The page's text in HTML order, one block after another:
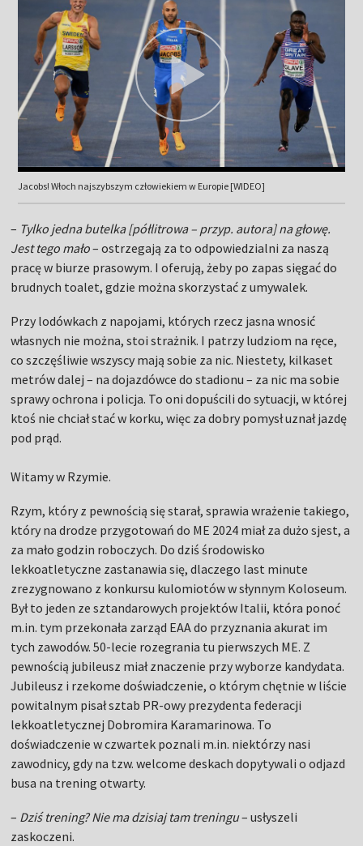
Jacobs! Włoch najszybszym człowiekiem w Europie [WIDEO]
– Tylko jedna butelka [półlitrowa – przyp. autora] na głowę.
Jest tego mało– ostrzegają za to odpowiedzialni za naszą
pracę w biurze prasowym. I oferują, żeby po zapas sięgać do
brudnych toalet, gdzie można skorzystać z umywalek.
Przy lodówkach z napojami, których rzecz jasna wnosić
własnych nie można, stoi strażnik. I patrzy ludziom na ręce,
co szczęśliwie wszyscy mają sobie za nic. Niestety, kilkaset
metrów dalej – na dojazdówce do stadionu – za nic ma sobie
sprawy ochrona i policja. To oni dopuścili do sytuacji, w której
ktoś nie chciał stać w korku, więc za dobry pomysł uznał jazdę
pod prąd.
Witamy w Rzymie.
Rzym, który z pewnością się starał, sprawia wrażenie takiego,
który na drodze przygotowań do ME 2024 miał za dużo sjest, a
za mało godzin roboczych. Do dziś środowisko
lekkoatletyczne zastanawia się, dlaczego last minute
zrezygnowano z konkursu kulomiotów w słynnym Koloseum.
Był to jeden ze sztandarowych projektów Italii, która ponoć
m.in. tym przekonała zarząd EAA do przyznania akurat im
tych zawodów. 50-lecie rozegrania tu pierwszych ME. Z
pewnością jubileusz miał znaczenie przy wyborze kandydata.
Jubileusz i rzekome doświadczenie, o którym chętnie w liście
powitalnym pisał sztab PR-owy prezydenta federacji
lekkoatletycznej Dobromira Karamarinowa. To
doświadczenie w czwartek poznali m.in. niektórzy nasi
zawodnicy, gdy na tzw. welcome deskach dopytywali o odjazd
busa na trening otwarty.
– Dziś trening? Nie ma dzisiaj tam treningu– usłyszeli
zaskoczeni.